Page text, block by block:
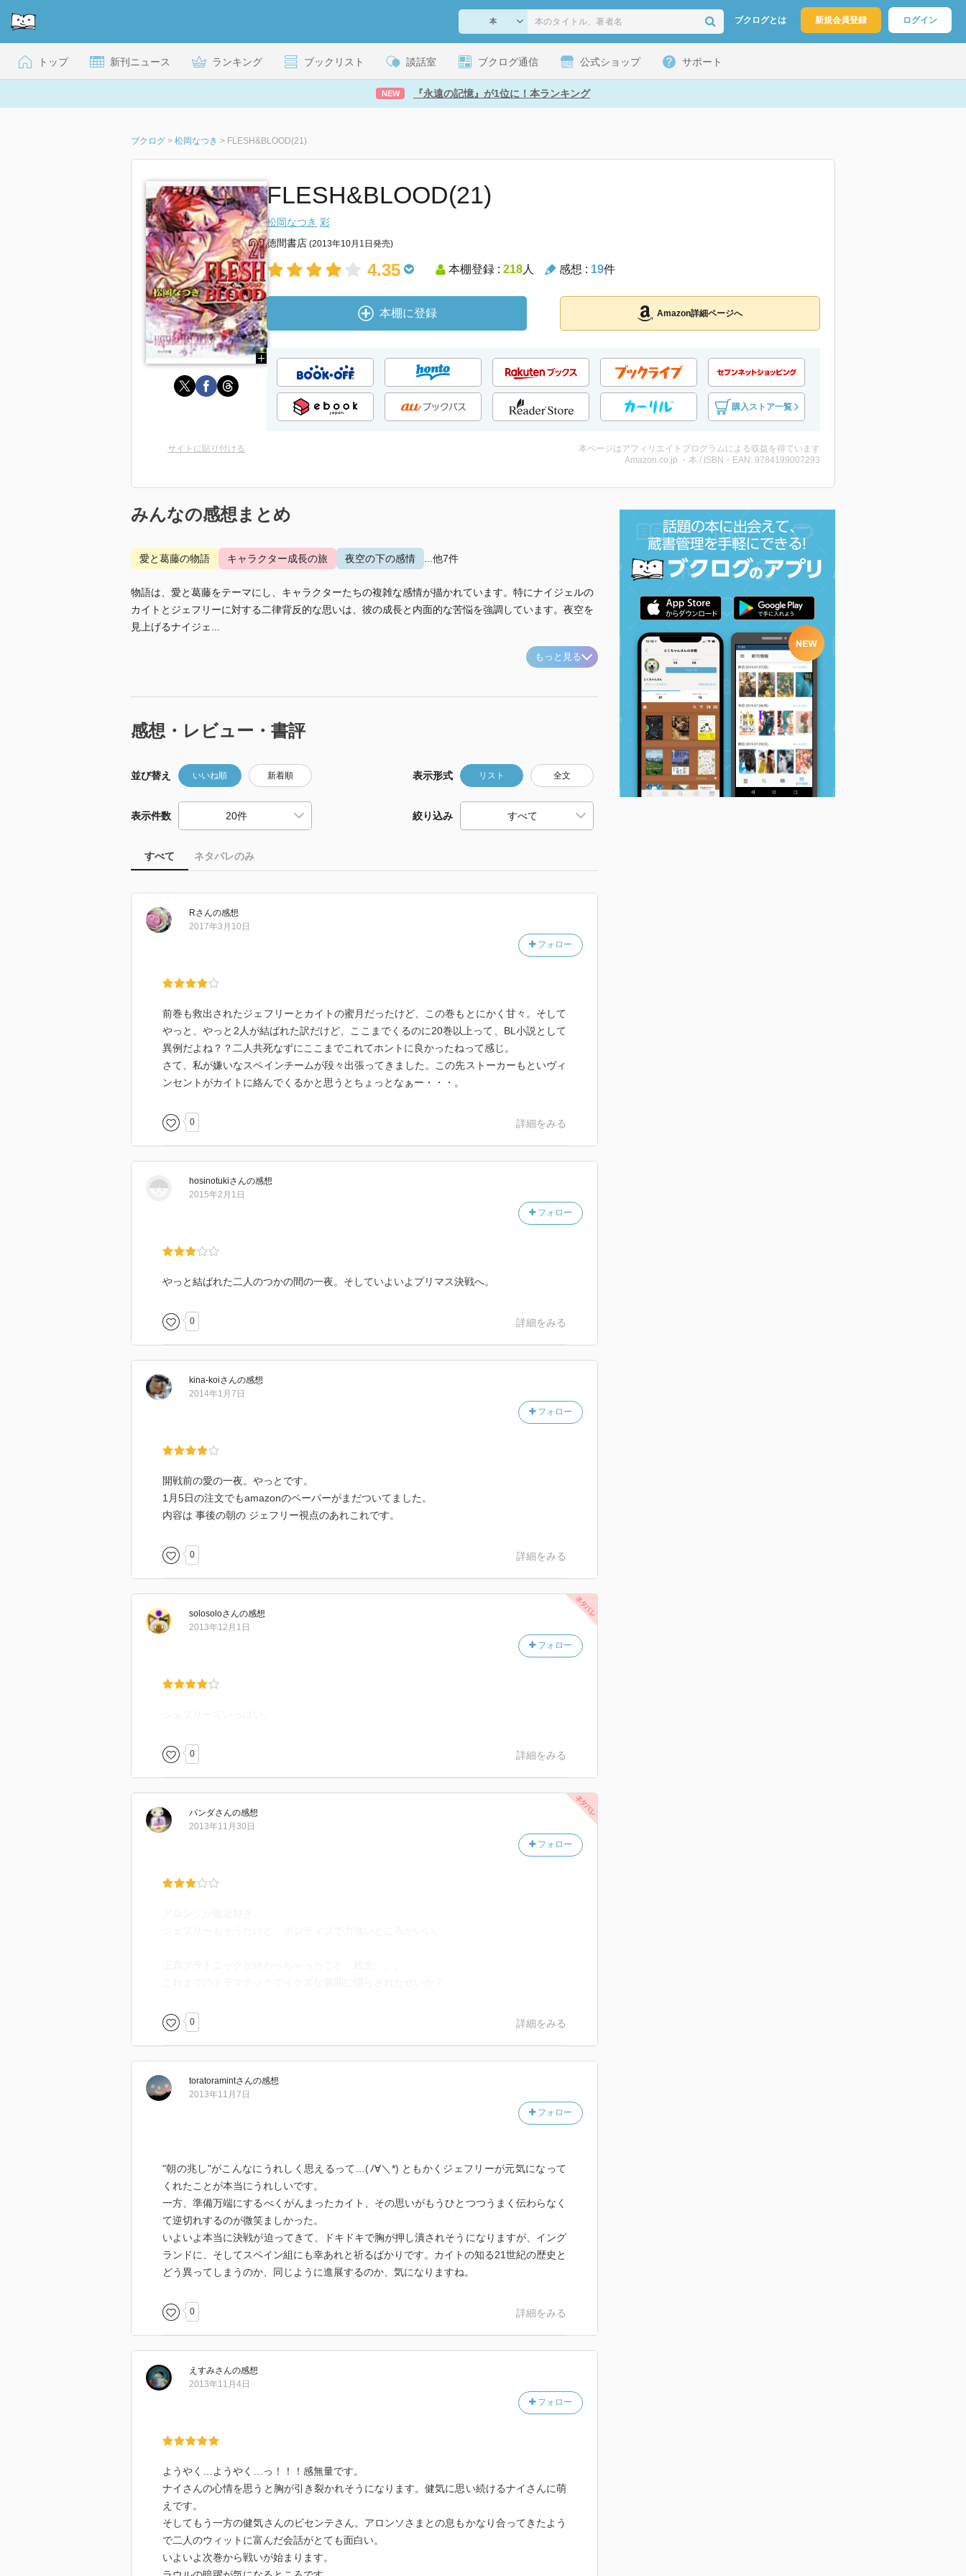
ブクログとは 新規会員登録 ログイン
トップ 新刊ニュース ランキング ブックリスト 談話室 ブクログ通信 公式ショップ サポート
NEW 『永遠の記憶』が1位に！本ランキング
ブクログ > 松岡なつき > FLESH&BLOOD(21)
FLESH&BLOOD(21)
松岡なつき 彩
徳間書店 (2013年10月1日発売)
4.35 本棚登録 : 218人 感想 : 19件
本棚に登録 Amazon詳細ページへ
購入ストア一覧
サイトに貼り付ける
本ページはアフィリエイトプログラムによる収益を得ています
Amazon.co.jp ・本 / ISBN・EAN: 9784199007293
みんなの感想まとめ
愛と葛藤の物語 キャラクター成長の旅 夜空の下の感情 ...他7件
物語は、愛と葛藤をテーマにし、キャラクターたちの複雑な感情が描かれています。特にナイジェルの
カイトとジェフリーに対する二律背反的な思いは、彼の成長と内面的な苦悩を強調しています。夜空を
見上げるナイジェ...
もっと見る
感想・レビュー・書評
並び替え いいね順 新着順 表示形式 リスト 全文
表示件数 絞り込み
すべて ネタバレのみ
Rさんの感想
フォロー
2017年3月10日
前巻も救出されたジェフリーとカイトの蜜月だったけど、この巻もとにかく甘々。そして
やっと、やっと2人が結ばれた訳だけど、ここまでくるのに20巻以上って、BL小説として
異例だよね？？二人共死なずにここまでこれてホントに良かったねって感じ。
さて、私が嫌いなスペインチームが段々出張ってきました。この先ストーカーもといヴィ
ンセントがカイトに絡んでくるかと思うとちょっとなぁー・・・。
0 詳細をみる
hosinotukiさんの感想
フォロー
2015年2月1日
やっと結ばれた二人のつかの間の一夜。そしていよいよプリマス決戦へ。
0 詳細をみる
kina-koiさんの感想
フォロー
2014年1月7日
開戦前の愛の一夜。やっとです。
1月5日の注文でもamazonのペーパーがまだついてました。
内容は 事後の朝の ジェフリー視点のあれこれです。
0 詳細をみる
solosoloさんの感想
フォロー
2013年12月1日
0 詳細をみる
パンダさんの感想
フォロー
2013年11月30日
0 詳細をみる
toratoramintさんの感想
フォロー
2013年11月7日
"朝の兆し"がこんなにうれしく思えるって…(ﾉ∀＼*) ともかくジェフリーが元気になって
くれたことが本当にうれしいです。
一方、準備万端にするべくがんまったカイト、その思いがもうひとつつうまく伝わらなく
て逆切れするのが微笑ましかった。
いよいよ本当に決戦が迫ってきて、ドキドキで胸が押し潰されそうになりますが、イング
ランドに、そしてスペイン組にも幸あれと祈るばかりです。カイトの知る21世紀の歴史と
どう異ってしまうのか、同じように進展するのか、気になりますね。
0 詳細をみる
えすみさんの感想
フォロー
2013年11月4日
ようやく…ようやく…っ！！！感無量です。
ナイさんの心情を思うと胸が引き裂かれそうになります。健気に思い続けるナイさんに萌
えです。
そしてもう一方の健気さんのビセンテさん。アロンソさまとの息もかなり合ってきたよう
で二人のウィットに富んだ会話がとても面白い。
いよいよ次巻から戦いが始まります。